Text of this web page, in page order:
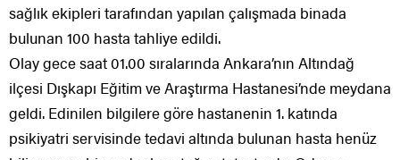
sağlık ekipleri tarafından yapılan çalışmada binada
bulunan 100 hasta tahliye edildi.
Olay gece saat 01.00 sıralarında Ankara’nın Altındağ
ilçesi Dışkapı Eğitim ve Araştırma Hastanesi’nde meydana
geldi. Edinilen bilgilere göre hastanenin 1. katında
psikiyatri servisinde tedavi altında bulunan hasta henüz